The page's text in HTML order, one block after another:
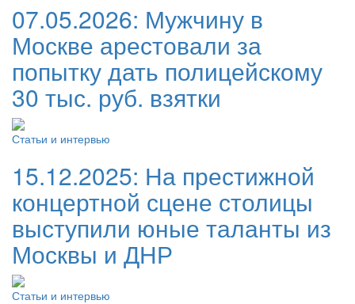
07.05.2026: Мужчину в
Москве арестовали за
попытку дать полицейскому
30 тыс. руб. взятки
Статьи и интервью
15.12.2025: На престижной
концертной сцене столицы
выступили юные таланты из
Москвы и ДНР
Статьи и интервью